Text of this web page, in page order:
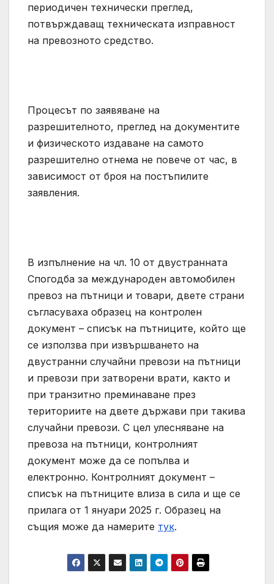
периодичен технически преглед,
потвърждаващ техническата изправност
на превозното средство.
Процесът по заявяване на
разрешителното, преглед на документите
и физическото издаване на самото
разрешително отнема не повече от час, в
зависимост от броя на постъпилите
заявления.
В изпълнение на чл. 10 от двустранната
Спогодба за международен автомобилен
превоз на пътници и товари, двете страни
съгласуваха образец на контролен
документ – списък на пътниците, който ще
се използва при извършването на
двустранни случайни превози на пътници
и превози при затворени врати, както и
при транзитно преминаване през
териториите на двете държави при такива
случайни превози. С цел улесняване на
превоза на пътници, контролният
документ може да се попълва и
електронно. Контролният документ –
списък на пътниците влиза в сила и ще се
прилага от 1 януари 2025 г. Образец на
същия може да намерите тук.